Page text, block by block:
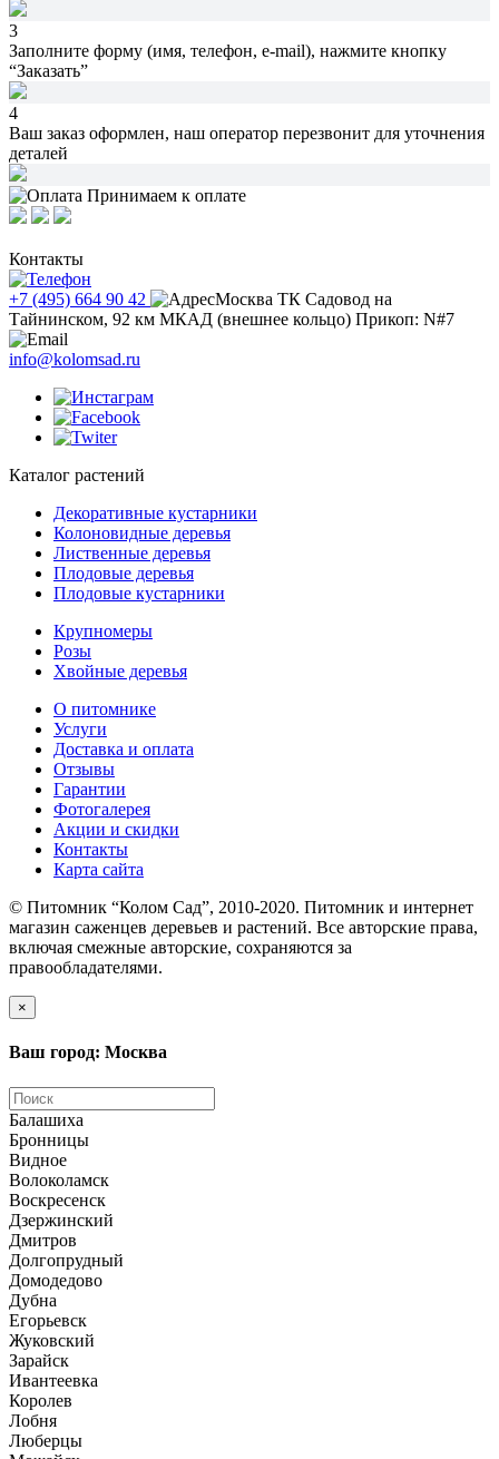
3
Заполните форму (имя, телефон, e-mail), нажмите кнопку
“Заказать”
4
Ваш заказ оформлен, наш оператор перезвонит для уточнения
деталей
Принимаем к оплате
Контакты
+7 (495) 664 90 42
Москва ТК Садовод на
Тайнинском, 92 км МКАД (внешнее кольцо) Прикоп: N#7
info@kolomsad.ru
Каталог растений
Декоративные кустарники
Колоновидные деревья
Лиственные деревья
Плодовые деревья
Плодовые кустарники
Крупномеры
Розы
Хвойные деревья
О питомнике
Услуги
Доставка и оплата
Отзывы
Гарантии
Фотогалерея
Акции и скидки
Контакты
Карта сайта
© Питомник “Колом Сад”, 2010-2020. Питомник и интернет
магазин саженцев деревьев и растений. Все авторские права,
включая смежные авторские, сохраняются за
правообладателями.
×
Ваш город: Москва
Балашиха
Бронницы
Видное
Волоколамск
Воскресенск
Дзержинский
Дмитров
Долгопрудный
Домодедово
Дубна
Егорьевск
Жуковский
Зарайск
Ивантеевка
Королев
Лобня
Люберцы